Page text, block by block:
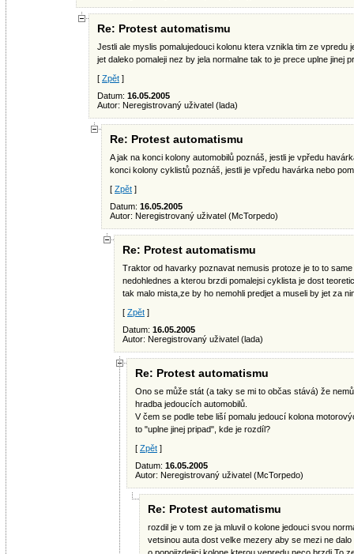
Re: Protest automatismu
Jestli ale myslis pomalujedouci kolonu ktera vznikla tim ze vpredu
jet daleko pomaleji nez by jela normalne tak to je prece uplne jinej
[ Zpět ]
Datum: 16.05.2005
Autor: Neregistrovaný uživatel (lada)
Re: Protest automatismu
A jak na konci kolony automobilů poznáš, jestli je vpředu
konci kolony cyklistů poznáš, jestli je vpředu havárka nebo
[ Zpět ]
Datum: 16.05.2005
Autor: Neregistrovaný uživatel (McTorpedo)
Re: Protest automatismu
Traktor od havarky poznavat nemusis protoze je to to
nedohlednes a kterou brzdi pomalejsi cyklista je dost
tak malo mista,ze by ho nemohli predjet a museli by jet za
[ Zpět ]
Datum: 16.05.2005
Autor: Neregistrovaný uživatel (lada)
Re: Protest automatismu
Ono se může stát (a taky se mi to občas stává) že
hradba jedoucích automobilů.
V čem se podle tebe liší pomalu jedoucí kolona
to "uplne jinej pripad", kde je rozdíl?
[ Zpět ]
Datum: 16.05.2005
Autor: Neregistrovaný uživatel (McTorpedo)
Re: Protest automatismu
rozdil je v tom ze ja mluvil o kolone jedouci svou
vetsinou auta dost velke mezery aby se mezi ne